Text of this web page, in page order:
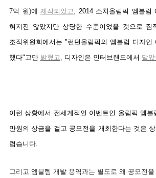
7억 원)에 제작되었고
2014 소치올림픽 엠블럼
혀지진 않았지만 상당한 수준이었을 것으로 짐
조직위원회에서는 "런던올림픽의 엠블럼 디자인
했다"고만 밝혔고 디자인은 인터브랜드에서 맡
이런 상황에서 전세계적인 이벤트인 올림픽 엠
만원의 상금을 걸고 공모전을 개최한다는 것은
렵습니다.
그리고 엠블렘 개발 용역과는 별도로 왜 공모전